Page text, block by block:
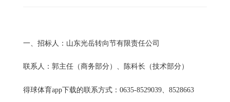
一、招标人：山东光岳转向节有限责任公司
联系人：郭主任（商务部分）、陈科长（技术部分）
得球体育app下载的联系方式：0635-8529039、8528663